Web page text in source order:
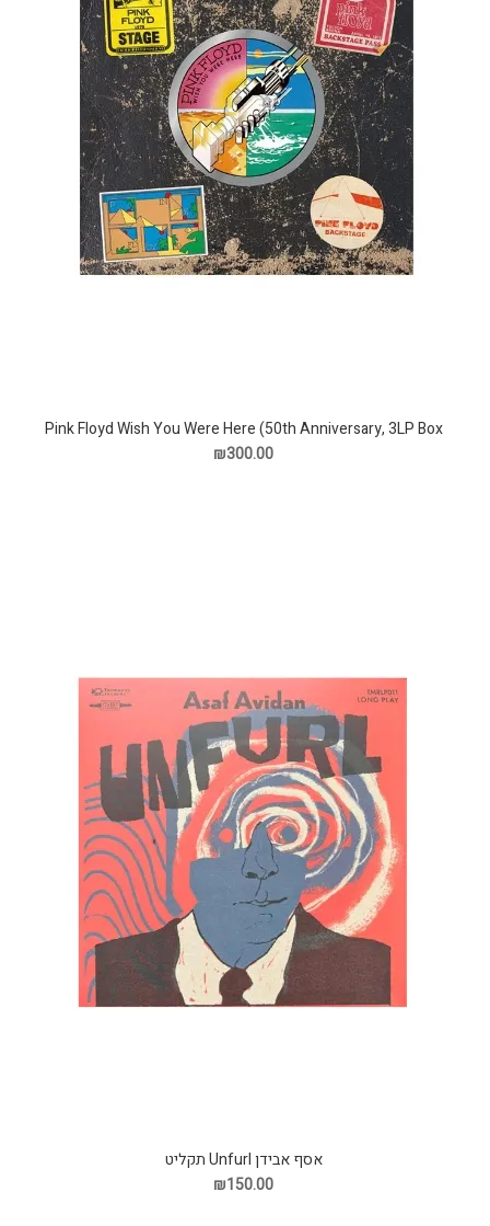
Pink Floyd Wish You Were Here (50th Anniversary, 3LP Box
Set) תקליט
₪300.00
אסף אבידן Unfurl תקליט
₪150.00